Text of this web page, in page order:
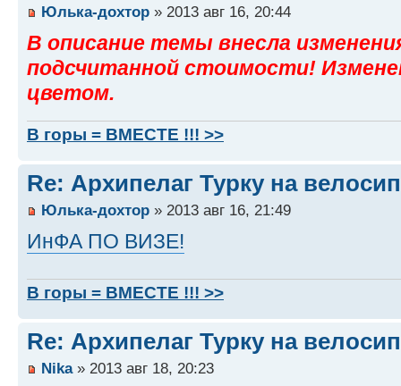
Юлька-дохтор » 2013 авг 16, 20:44
В описание темы внесла
подсчитанной стоимости!
цветом.
В горы = ВМЕСТЕ !!! >>
Re: Архипелаг Турку на
Юлька-дохтор » 2013 авг 16, 21:49
ИнФА ПО ВИЗЕ!
В горы = ВМЕСТЕ !!! >>
Re: Архипелаг Турку на
Nika» 2013 авг 18, 20:23